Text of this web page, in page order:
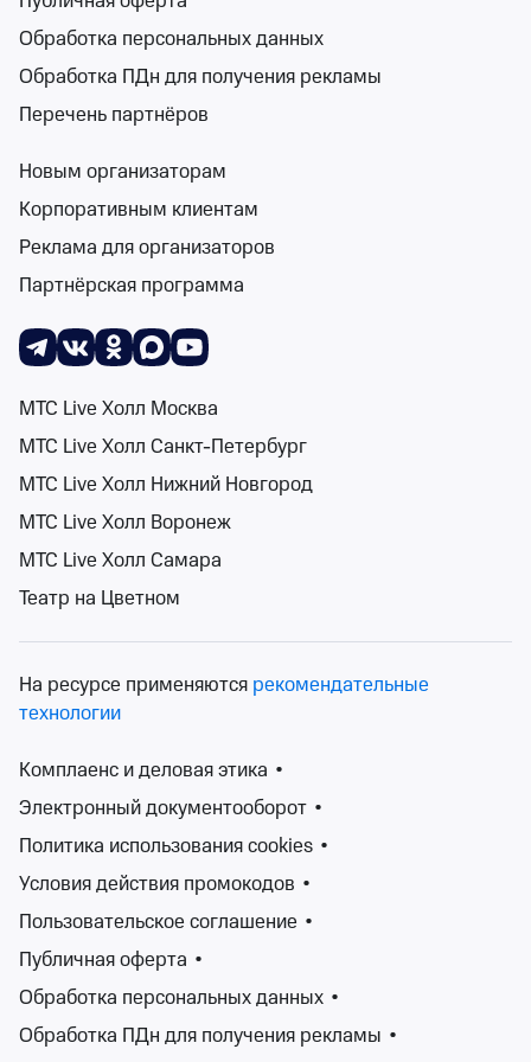
Поиск Помощь
Классические концерты и постановки в
Архангельской области 8 декабря 2026
года
1 событие
События на карте
Щелкунчик
Архангельский театр драмы им. М.В. Ломоносова
Архангельский театр драмы им. М.В. Ломоносова
от 1 500 ₽
вт 8 декабря, 19:00•осталось более 100 билетов
Классика
Билеты от 1 500 ₽
Обширная афиша Ticketland.ru порадует любителей
классической музыки, вокала, оперы и балета.
Жанр «Классика»представляет собой эталон
Обработка персональных данных
Обработка ПДн для получения рекламы
Перечень партнёров
Новым организаторам
Корпоративным клиентам
Реклама для организаторов
Партнёрская программа
МТС Live Холл Москва
МТС Live Холл Санкт-Петербург
МТС Live Холл Нижний Новгород
МТС Live Холл Воронеж
МТС Live Холл Самара
Театр на Цветном
На ресурсе применяются рекомендательные
технологии
Комплаенс и деловая этика •
Электронный документооборот •
Политика использования cookies •
Условия действия промокодов •
Пользовательское соглашение •
Публичная оферта •
Обработка персональных данных •
Обработка ПДн для получения рекламы •